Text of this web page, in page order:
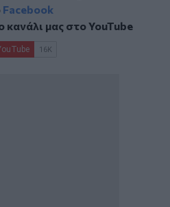
Facebook
κανάλι μας στοYouTube